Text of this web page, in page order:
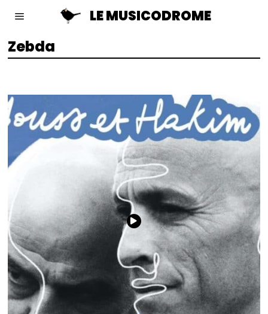
LE MUSICODROME
Zebda